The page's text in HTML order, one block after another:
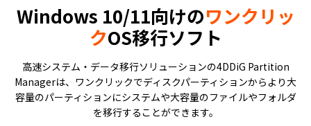
Windows 10/11向けのワンクリッ
クOS移行ソフト
高速システム・データ移行ソリューションの4DDiG Partition
Managerは、ワンクリックでディスクパーティションからより大
容量のパーティションにシステムや大容量のファイルやフォルダ
を移行することができます。